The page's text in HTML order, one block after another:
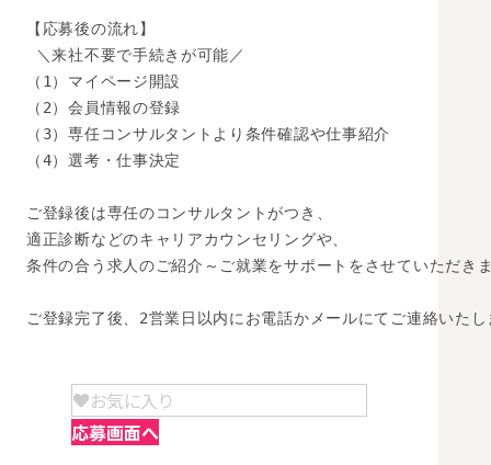
【応募後の流れ】
＼来社不要で手続きが可能／
（1）マイページ開設
（2）会員情報の登録
（3）専任コンサルタントより条件確認や仕事紹介
（4）選考・仕事決定
ご登録後は専任のコンサルタントがつき、
適正診断などのキャリアカウンセリングや、
条件の合う求人のご紹介～ご就業をサポートをさせていただき
ご登録完了後、2営業日以内にお電話かメールにてご連絡いたし
お気に入り
応募画面へ